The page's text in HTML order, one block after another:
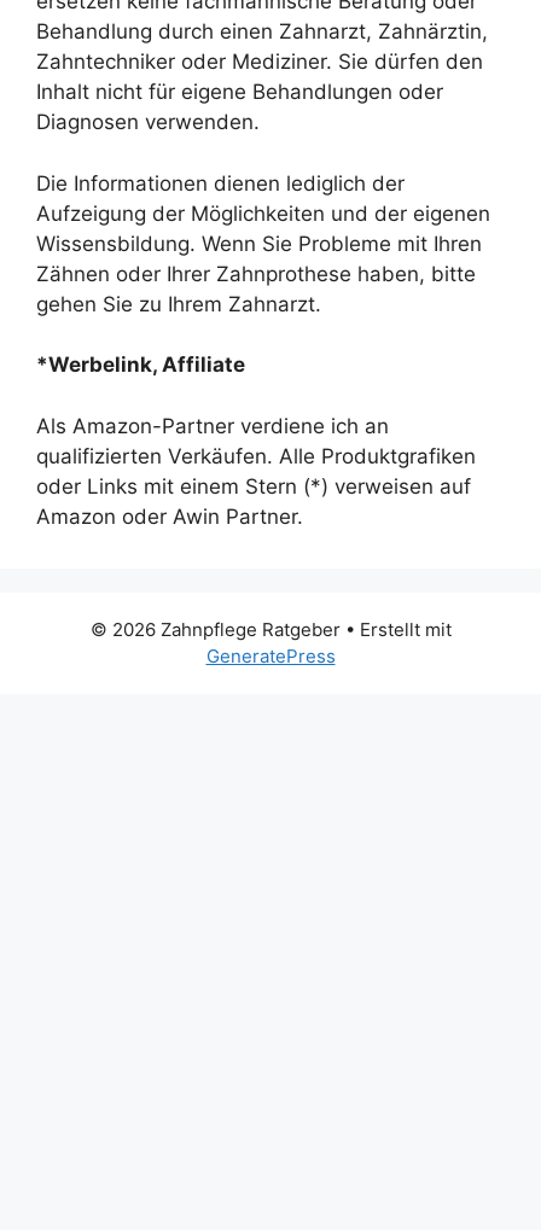
Behandlung durch einen Zahnarzt, Zahnärztin,
Zahntechniker oder Mediziner. Sie dürfen den
Inhalt nicht für eigene Behandlungen oder
Diagnosen verwenden.
Die Informationen dienen lediglich der
Aufzeigung der Möglichkeiten und der eigenen
Wissensbildung. Wenn Sie Probleme mit Ihren
Zähnen oder Ihrer Zahnprothese haben, bitte
gehen Sie zu Ihrem Zahnarzt.
*Werbelink, Affiliate
Als Amazon-Partner verdiene ich an
qualifizierten Verkäufen. Alle Produktgrafiken
oder Links mit einem Stern (*) verweisen auf
Amazon oder Awin Partner.
© 2026 Zahnpflege Ratgeber• Erstellt mit
GeneratePress